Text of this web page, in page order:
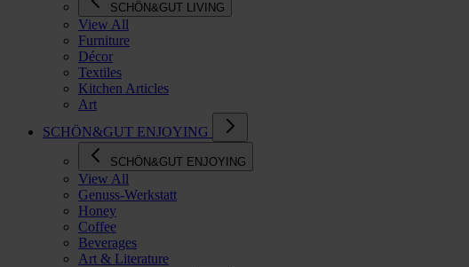
SCHÖN&GUT LIVING
View All
Furniture
Décor
Textiles
Kitchen Articles
Art
SCHÖN&GUT ENJOYING
SCHÖN&GUT ENJOYING
View All
Genuss-Werkstatt
Honey
Coffee
Beverages
Art & Literature